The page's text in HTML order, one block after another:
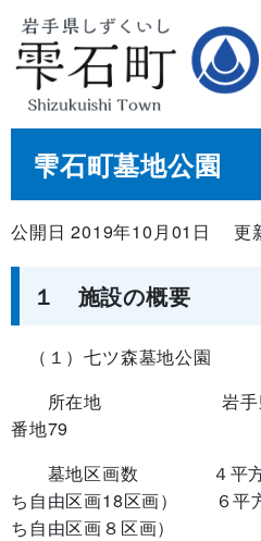
雫石町墓地公園
公開日 2019年10月01日 更
１ 施設の概要
（１）七ツ森墓地公園
所在地 岩手県岩手
番地79
墓地区画数 ４平方メ
ち自由区画18区画） ６平
ち自由区画８区画）